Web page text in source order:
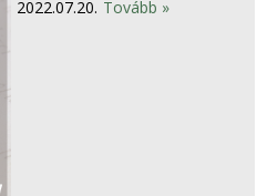
2022.07.20. Tovább »